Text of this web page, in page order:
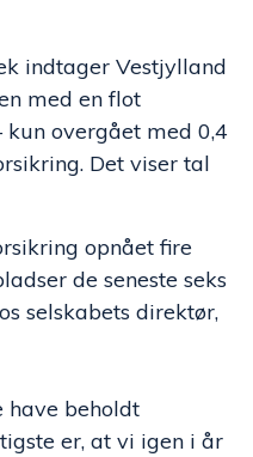
indtager Vestjylland
med en flot
kun overgået med 0,4
Det viser tal
opnået fire
de seneste seks
selskabets direktør,
have beholdt
er, at vi igen i år